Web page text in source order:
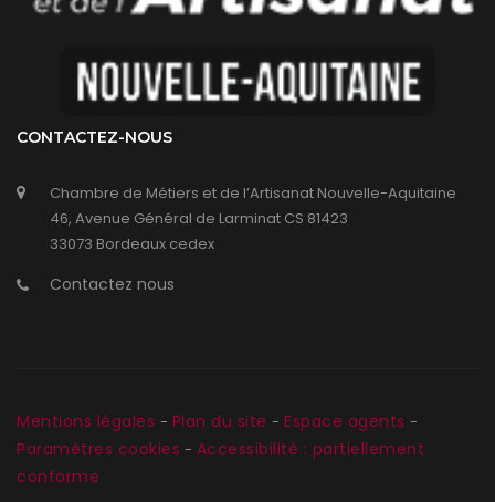
CONTACTEZ-NOUS
Chambre de Métiers et de l’Artisanat Nouvelle-Aquitaine
46, Avenue Général de Larminat CS 81423
33073 Bordeaux cedex
Contactez nous
Mentions légales - Plan du site - Espace agents -
Paramètres cookies - Accessibilité : partiellement
conforme